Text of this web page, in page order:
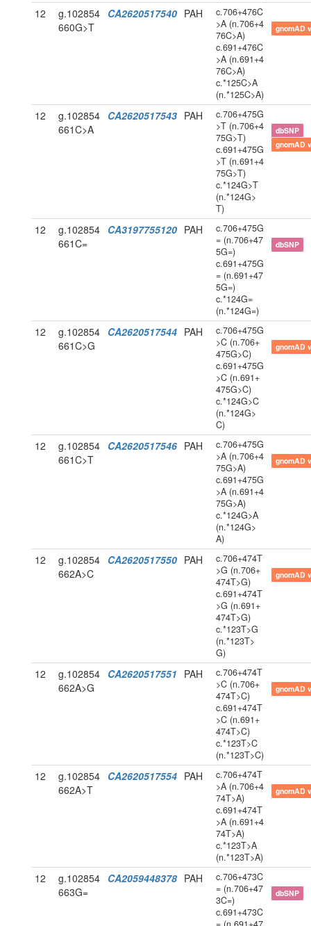
12
g.102854
660G>T
CA2620517540 PAH
c.706+476C
>A (n.706+4
76C>A)
c.691+476C
>A (n.691+4
76C>A)
c.*125C>A
(n.*125C>A)
gnomAD
12
g.102854
661C>A
CA2620517543 PAH
c.706+475G
>T (n.706+4
75G>T)
c.691+475G
>T (n.691+4
75G>T)
c.*124G>T
(n.*124G>
T)
dbSNP
gnomAD
12
g.102854
661C=
CA3197755120 PAH
c.706+475G
= (n.706+47
5G=)
c.691+475G
= (n.691+47
5G=)
c.*124G=
(n.*124G=)
dbSNP
12
g.102854
661C>G
CA2620517544 PAH
c.706+475G
>C (n.706+
475G>C)
c.691+475G
>C (n.691+
475G>C)
c.*124G>C
(n.*124G>
C)
gnomAD
12
g.102854
661C>T
CA2620517546 PAH
c.706+475G
>A (n.706+4
75G>A)
c.691+475G
>A (n.691+4
75G>A)
c.*124G>A
(n.*124G>
A)
gnomAD
12
g.102854
662A>C
CA2620517550 PAH
c.706+474T
>G (n.706+
474T>G)
c.691+474T
>G (n.691+
474T>G)
c.*123T>G
(n.*123T>
G)
gnomAD
12
g.102854
662A>G
CA2620517551 PAH
c.706+474T
>C (n.706+
474T>C)
c.691+474T
>C (n.691+
474T>C)
c.*123T>C
(n.*123T>C)
gnomAD
12
g.102854
662A>T
CA2620517554 PAH
c.706+474T
>A (n.706+4
74T>A)
c.691+474T
>A (n.691+4
74T>A)
c.*123T>A
(n.*123T>A)
gnomAD
12
g.102854
663G=
CA2059448378 PAH
c.706+473C
= (n.706+47
3C=)
c.691+473C
dbSNP